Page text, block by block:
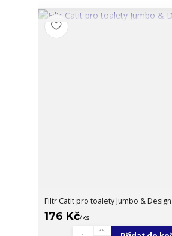
Filtr Catit pro toalety Jumbo &
176 Kč/ks